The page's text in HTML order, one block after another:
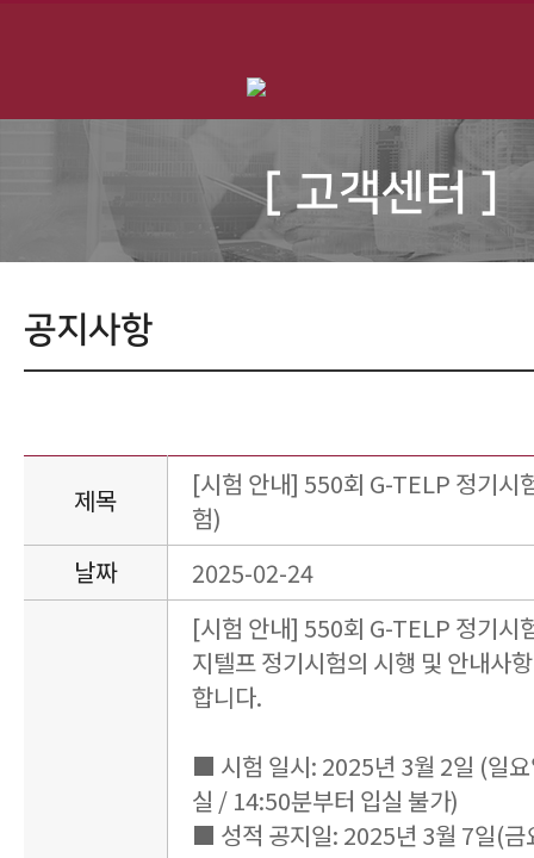
[ 고객센터 ]
공지사항
제목
[시험 안내] 550회 G-TELP 정기시
험)
날짜
2025-02-24
[시험 안내] 550회 G-TELP 정기시
지텔프 정기시험의 시행 및 안내사
합니다.
■ 시험 일시: 2025년 3월 2일 (일
실 / 14:50분부터 입실 불가)
■ 성적 공지일: 2025년 3월 7일(